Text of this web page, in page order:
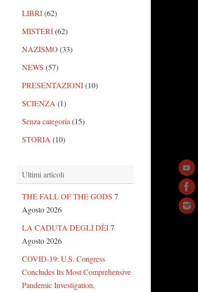
LIBRI(62)
MISTERI(62)
NAZISMO (33)
NEWS (57)
PRESENTAZIONI(10)
SCIENZA (1)
Senza categoria (15)
STORIA (10)
Ultimi articoli
THE FALL OF THE GODS 7
Agosto 2026
LA CADUTA DEGLI DÈI7
Agosto 2026
COVID-19: U.S. Congress
Concludes Its Most Comprehensive
Pandemic Investigation,